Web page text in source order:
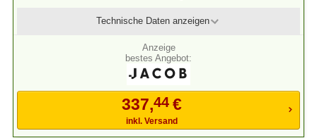
Technische Daten anzeigen
bestes Angebot:
337,44 €
inkl. Versand